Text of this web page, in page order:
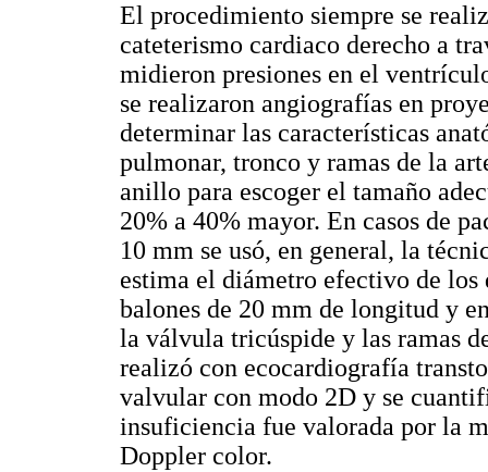
El procedimiento siempre se
cateterismo cardiaco derecho a
midieron presiones en el
se realizaron angiografías en
determinar las características
pulmonar, tronco y ramas de la
anillo para escoger el tamaño
20% a 40% mayor. En casos de
10 mm se usó, en general, la
estima el diámetro efectivo de los
balones de 20 mm de longitud y
la válvula tricúspide y las ramas
realizó con ecocardiografía
valvular con modo 2D y se
insuficiencia fue valorada por la
Doppler color.